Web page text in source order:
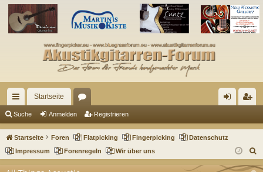
ch
ne
llz
Startseite
en m
de
ist
rie
re
Suche Anmelden Registrieren
Startseite Foren Flatpicking Fingerpicking
Datenschutz
Impressum
Forenregeln Wir über uns